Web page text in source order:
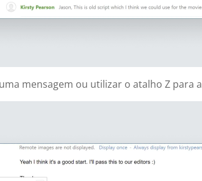
mensagem ou utilizar o atalho Z para